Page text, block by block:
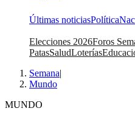
Últimas noticiasPolítica
Elecciones 2026Foros
PatasSaludLoterías
Semana|
Mundo
MUNDO